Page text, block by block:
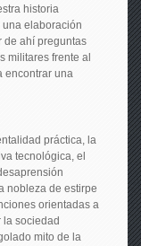
historia
elaboración
de ahí preguntas
militares frente al
encontrar una
práctica, la
tecnológica, el
nobleza de estirpe
orientadas a
sociedad
mito de la